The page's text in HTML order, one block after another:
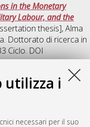
utilizza i
necessari per il suo
in the Monetary
Labour, and the
thesis], Alma
Dottorato di ricerca in
Ciclo. DOI
nemico. I processi per
e Italia a confronto.
Mater Studiorum
in